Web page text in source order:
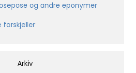
og andre eponymer
forskjeller
Arkiv